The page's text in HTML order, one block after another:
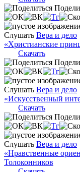
Слушать Вера и дело
«Христианские
Скачать
Слушать Вера и дело
«Искусственный
Скачать
Слушать Вера и дело
«Нравственные
Толоконников